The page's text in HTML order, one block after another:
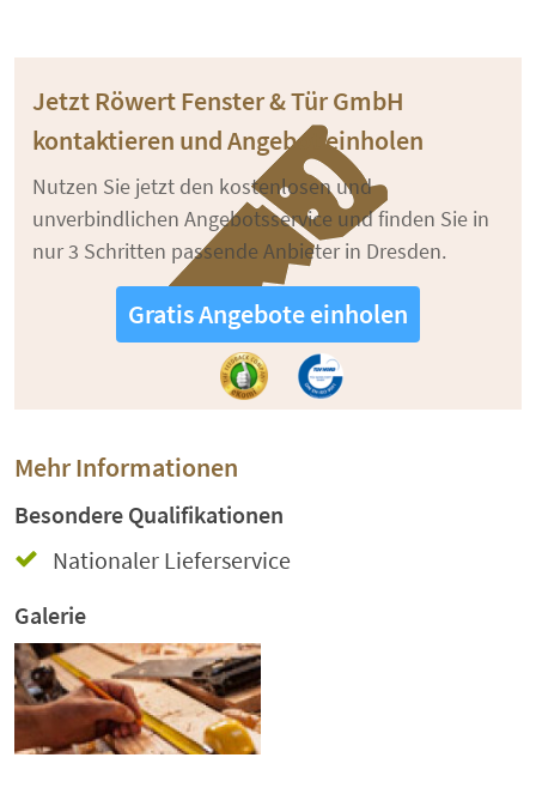
Jetzt Röwert Fenster & Tür GmbH
kontaktieren und Angebot einholen
Nutzen Sie jetzt den kostenlosen und
unverbindlichen Angebotsservice und finden Sie in
nur 3 Schritten passende Anbieter in Dresden.
Gratis Angebote einholen
Mehr Informationen
Besondere Qualifikationen
Nationaler Lieferservice
Galerie